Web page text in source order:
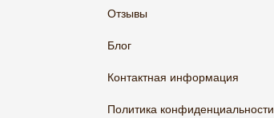
Отзывы
Блог
Контактная информация
Политика конфиденциальности